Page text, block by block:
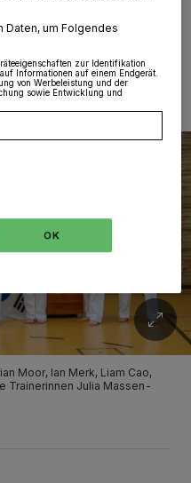
Moor, Ian Merk, Liam Cao,
Trainerinnen Julia Massen-
Daten, um Folgendes
zur Identifikation
Informationen auf einem Endgerät.
von Werbeleistung und der
sowie Entwicklung und
OK